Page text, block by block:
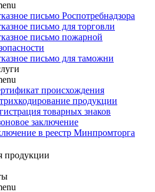
письмо Роспотребнадзора
письмо для торговли
письмо пожарной
письмо для таможни
происхождения
продукции
товарных знаков
заключение
в реестр Минпромторга
продукции